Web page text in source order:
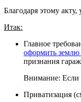
Благодаря этому
Итак:
Главное
оформить землю
признания
Внимание: Если
Приватизация